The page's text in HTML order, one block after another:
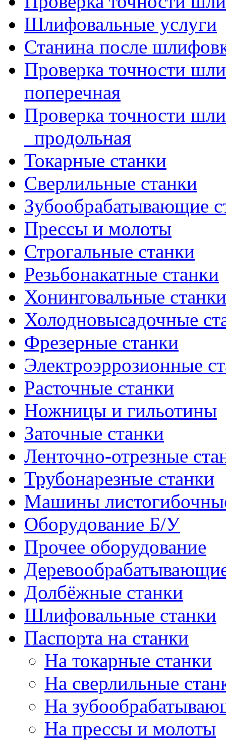
Шлифовальные услуги
Станина после
Проверка точности
поперечная
Проверка точности
_продольная
Токарные станки
Сверлильные станки
Зубообрабатывающие
Прессы и молоты
Строгальные станки
Резьбонакатные станки
Хонинговальные станки
Холодновысадочные
Фрезерные станки
Электроэррозионные
Расточные станки
Ножницы и гильотины
Заточные станки
Ленточно-отрезные
Трубонарезные станки
Машины
Оборудование Б/У
Прочее оборудование
Долбёжные станки
Шлифовальные станки
Паспорта на станки
На токарные станки
На сверлильные
На
На прессы и молоты